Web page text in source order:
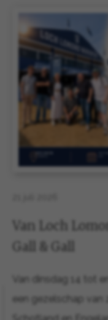
Van Loch
Gall & Gall
Van dinsdag 14 tot
een gezelschap van